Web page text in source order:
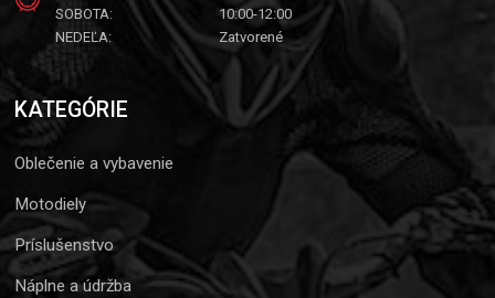
SOBOTA:
10:00-12:00
NEDEĽA:
Zatvorené
KATEGÓRIE
Oblečenie a vybavenie
Motodiely
Príslušenstvo
Náplne a údržba